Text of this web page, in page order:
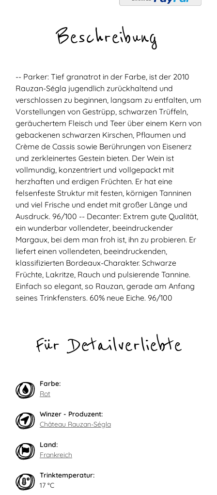
Beschreibung
-- Parker: Tief granatrot in der Farbe, ist der 2010
Rauzan-Ségla jugendlich zurückhaltend und
verschlossen zu beginnen, langsam zu entfalten, um
Vorstellungen von Gestrüpp, schwarzen Trüffeln,
geräuchertem Fleisch und Teer über einem Kern von
gebackenen schwarzen Kirschen, Pflaumen und
Crème de Cassis sowie Berührungen von Eisenerz
und zerkleinertes Gestein bieten. Der Wein ist
vollmundig, konzentriert und vollgepackt mit
herzhaften und erdigen Früchten. Er hat eine
felsenfeste Struktur mit festen, körnigen Tanninen
und viel Frische und endet mit großer Länge und
Ausdruck. 96/100 -- Decanter: Extrem gute Qualität,
ein wunderbar vollendeter, beeindruckender
Margaux, bei dem man froh ist, ihn zu probieren. Er
liefert einen vollendeten, beeindruckenden,
klassifizierten Bordeaux-Charakter. Schwarze
Früchte, Lakritze, Rauch und pulsierende Tannine.
Einfach so elegant, so Rauzan, gerade am Anfang
seines Trinkfensters. 60% neue Eiche. 96/100
Für Detailverliebte
Farbe:
Rot
Winzer - Produzent:
Château Rauzan-Ségla
Land:
Frankreich
Trinktemperatur:
17 °C